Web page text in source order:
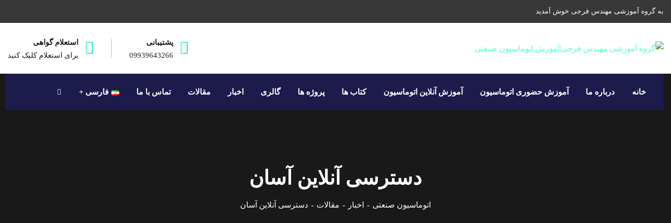
به گروه آموزشی مهندس فرجی خوش آمدید
پشتیبانی
09939643266
استعلام گواهی
برای استعلام کلیک کنید
خانه درباره ما آموزش حضوری اتوماسیون آموزش آنلاین اتوماسیون کتاب ها پروژه ها گالری اخبار مقالات تماس با ما فارسی
دسترسی آنلاین آسان
اتوماسیون صنعتی اخبار مقالات دسترسی آنلاین آسان